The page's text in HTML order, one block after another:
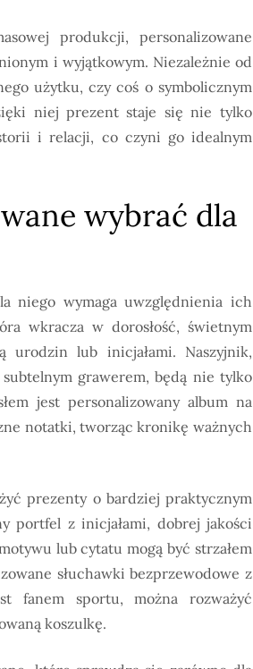
produkcji, personalizowane
i wyjątkowym. Niezależnie od
użytku, czy coś o symbolicznym
niej prezent staje się nie tylko
i relacji, co czyni go idealnym
wybrać dla
niego wymaga uwzględnienia ich
wkracza w dorosłość, świetnym
urodzin lub inicjałami. Naszyjnik,
grawerem, będą nie tylko
jest personalizowany album na
notatki, tworząc kronikę ważnych
prezenty o bardziej praktycznym
portfel z inicjałami, dobrej jakości
lub cytatu mogą być strzałem
słuchawki bezprzewodowe z
fanem sportu, można rozważyć
koszulkę.